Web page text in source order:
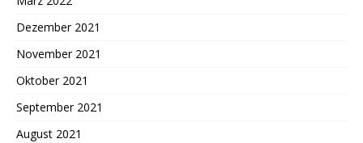
Dezember 2021
November 2021
Oktober 2021
September 2021
August 2021